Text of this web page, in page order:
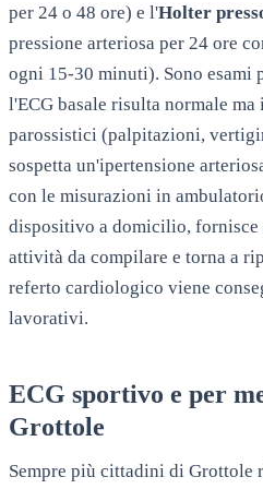
per 24 o 48 ore) e l'Holter
pressione arteriosa per 24 ore
ogni 15-30 minuti). Sono esami
l'ECG basale risulta normale
parossistici (palpitazioni,
sospetta un'ipertensione
con le misurazioni in
dispositivo a domicilio, fornisce
attività da compilare e torna a
referto cardiologico viene
lavorativi.
ECG sportivo e per
Grottole
Sempre più cittadini di Grottole